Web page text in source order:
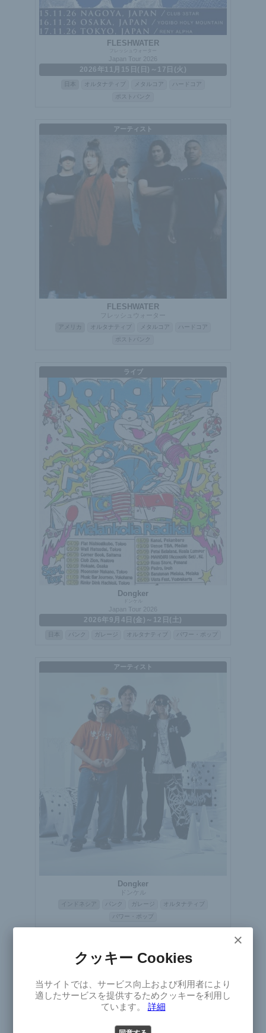
FLESHWATER
フレッシュウォーター
Japan Tour 2026
2026年11月15日(日)～17日(火)
オルタナティブ メタルコア
ハードコア
ポストパンク
アーティスト
FLESHWATER
フレッシュウォーター
アメリカ オルタナティブ メタルコア
ハードコア
ポストパンク
ライブ
Dongker
Japan Tour 2026
2026年9月4日(金)～12日(土)
パンク ガレージ オルタナティブ パワー・ポップ
アーティスト
Dongker
ドンケル
インドネシア パンク ガレージ
オルタナティブ
パワー・ポップ
×
Select
Version
×
クッキー Cookies
当サイトでは、サービス向上および利用者により
適したサービスを提供するためクッキーを利用し
ています。 詳細